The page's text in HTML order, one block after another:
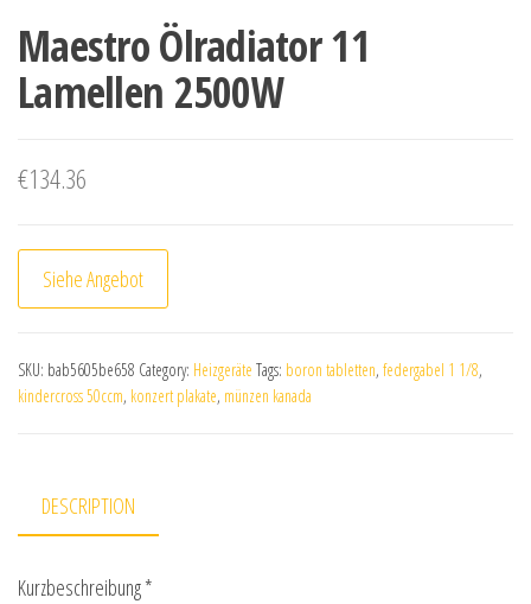
Maestro Ölradiator 11
Lamellen 2500W
€134.36
Siehe Angebot
SKU: bab5605be658 Category: Heizgeräte Tags: boron tabletten, federgabel 1 1/8,
kindercross 50ccm, konzert plakate, münzen kanada
DESCRIPTION
Kurzbeschreibung *